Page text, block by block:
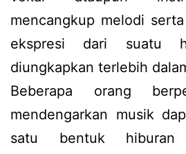
mencangkup melodi
ekspresi dari suatu
diungkapkan terlebih
Beberapa orang
mendengarkan musik
satu bentuk hiburan